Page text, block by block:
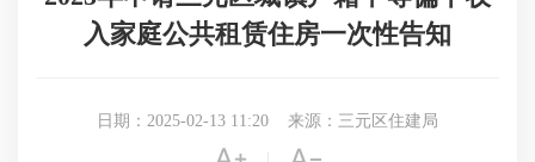
入家庭公共租赁住房一次性告知
日期：2025-02-13 11:20 来源：三元区住建局